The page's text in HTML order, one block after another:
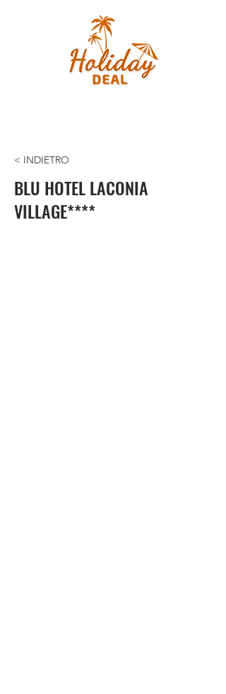
< INDIETRO
BLU HOTEL LACONIA
VILLAGE****